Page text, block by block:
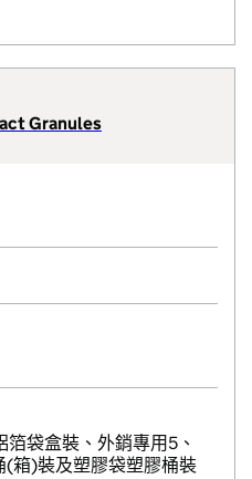
Granules
袋盒裝、外銷專用5、
(箱)裝及塑膠袋塑膠桶裝